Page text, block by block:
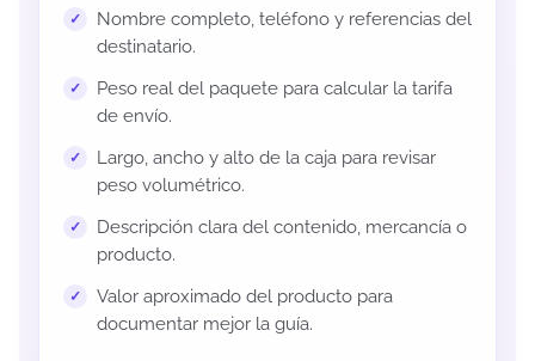
Nombre completo, teléfono y referencias del
destinatario.
Peso real del paquete para calcular la tarifa
de envío.
Largo, ancho y alto de la caja para revisar
peso volumétrico.
Descripción clara del contenido, mercancía o
producto.
Valor aproximado del producto para
documentar mejor la guía.